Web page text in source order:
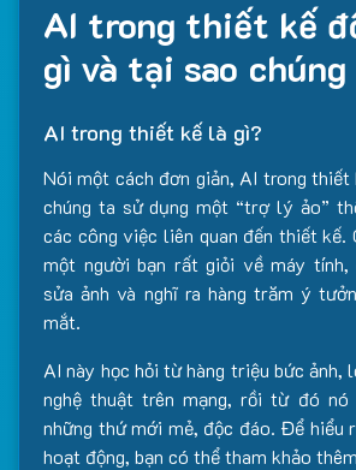
AI trong thiết kế
gì và tại sao
AI trong thiết kế là gì?
Nói một cách đơn giản, AI trong thiết
chúng ta sử dụng một “trợ lý ảo”
các công việc liên quan đến thiết kế.
một người bạn rất giỏi về máy
sửa ảnh và nghĩ ra hàng trăm ý
mắt.
AI này học hỏi từ hàng triệu bức ảnh,
nghệ thuật trên mạng, rồi từ đó
những thứ mới mẻ, độc đáo. Để hiểu
hoạt động, bạn có thể tham khảo